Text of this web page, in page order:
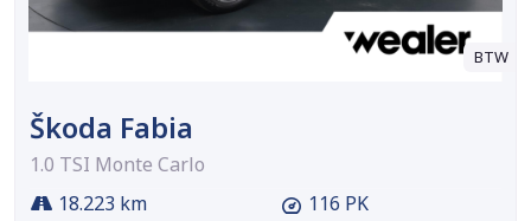
BTW
Škoda Fabia
1.0 TSI Monte Carlo
18.223 km
116 PK